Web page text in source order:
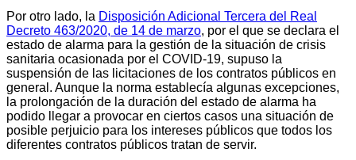
Por otro lado, la Disposición Adicional Tercera del Real
Decreto 463/2020, de 14 de marzo, por el que se declara el
estado de alarma para la gestión de la situación de crisis
sanitaria ocasionada por el COVID-19, supuso la
suspensión de las licitaciones de los contratos públicos en
general. Aunque la norma establecía algunas excepciones,
la prolongación de la duración del estado de alarma ha
podido llegar a provocar en ciertos casos una situación de
posible perjuicio para los intereses públicos que todos los
diferentes contratos públicos tratan de servir.